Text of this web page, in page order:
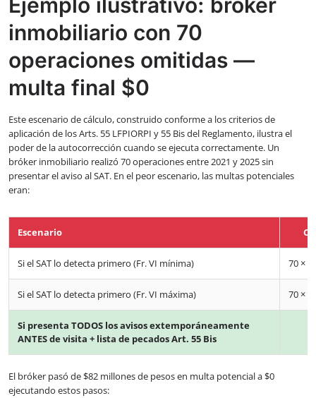
Ejemplo ilustrativo: bróker
inmobiliario con 70
operaciones omitidas —
multa final $0
Este escenario de cálculo, construido conforme a los criterios de
aplicación de los Arts. 55 LFPIORPI y 55 Bis del Reglamento, ilustra el
poder de la autocorrección cuando se ejecuta correctamente. Un
bróker inmobiliario realizó 70 operaciones entre 2021 y 2025 sin
presentar el aviso al SAT. En el peor escenario, las multas potenciales
eran:
Escenario
Si el SAT lo detecta primero (Fr. VI mínima) 70 ×
Si el SAT lo detecta primero (Fr. VI máxima) 70 ×
Si presenta TODOS los avisos extemporáneamente
ANTES de visita + lista de pecados Art. 55 Bis
El bróker pasó de $82 millones de pesos en multa potencial a $0
ejecutando estos pasos: